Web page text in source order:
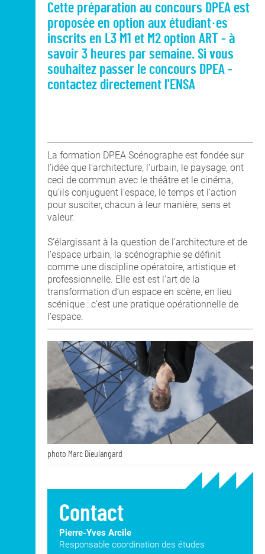
Cette préparation au concours DPEA est
proposée en option aux étudiant·es
inscrits en L3 M1 et M2 option ART - à
savoir 3 heures par semaine. Si vous
souhaitez passer le concours DPEA -
contactez directement l'ENSA
La formation DPEA Scénographe est fondée sur
l’idée que l’architecture, l’urbain, le paysage, ont
ceci de commun avec le théâtre et le cinéma,
qu’ils conjuguent l’espace, le temps et l’action
pour susciter, chacun à leur manière, sens et
valeur.
S’élargissant à la question de l’architecture et de
l’espace urbain, la scénographie se définit
comme une discipline opératoire, artistique et
professionnelle. Elle est est l’art de la
transformation d’un espace en scène, en lieu
scénique : c’est une pratique opérationnelle de
l’espace.
photo Marc Dieulangard
Contact
Pierre-Yves Arcile
Responsable coordination des études